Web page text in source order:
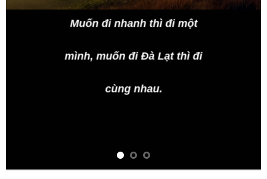
Muốn đi nhanh thì đi một
mình, muốn đi Đà Lạt thì đi
cùng nhau.